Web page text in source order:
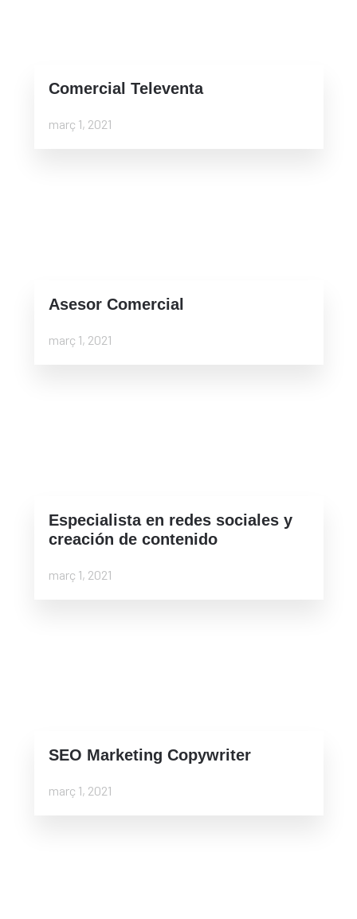
Comercial Televenta
març 1, 2021
Asesor Comercial
març 1, 2021
Especialista en redes sociales y
creación de contenido
març 1, 2021
SEO Marketing Copywriter
març 1, 2021